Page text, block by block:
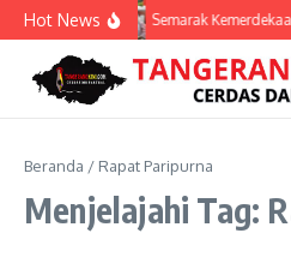
Lewati ke konten
Hot News Semarak
Beranda / Rapat Paripurna
Menjelajahi Tag: